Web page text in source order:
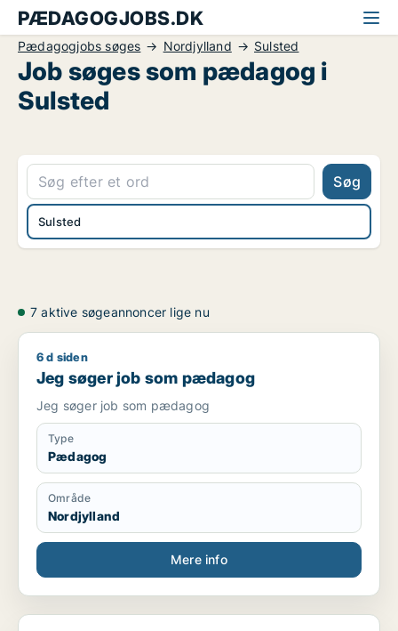
PÆDAGOGJOBS.DK
Pædagogjobs søges Nordjylland Sulsted
Job søges som pædagog i
Sulsted
Søg
Sulsted
7 aktive søgeannoncer lige nu
Jeg søger job som pædagog
6 d siden
Jeg søger job som pædagog
Jeg søger job som pædagog
Type
Pædagog
Område
Nordjylland
Mere info